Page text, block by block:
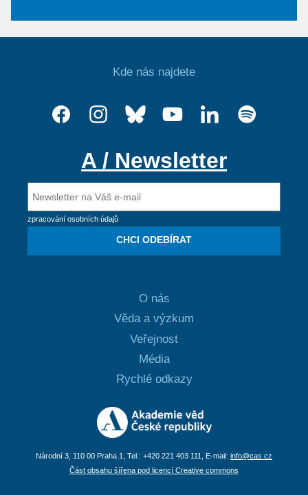
Kde nás najdete
A / Newsletter
zpracování osobních údajů
CHCI ODEBÍRAT
O nás
Věda a výzkum
Veřejnost
Média
Rychlé odkazy
Národní 3, 110 00 Praha 1, Tel.: +420 221 403 111, E-mail: info@cas.cz
Část obsahu šířena pod licencí Creative commons